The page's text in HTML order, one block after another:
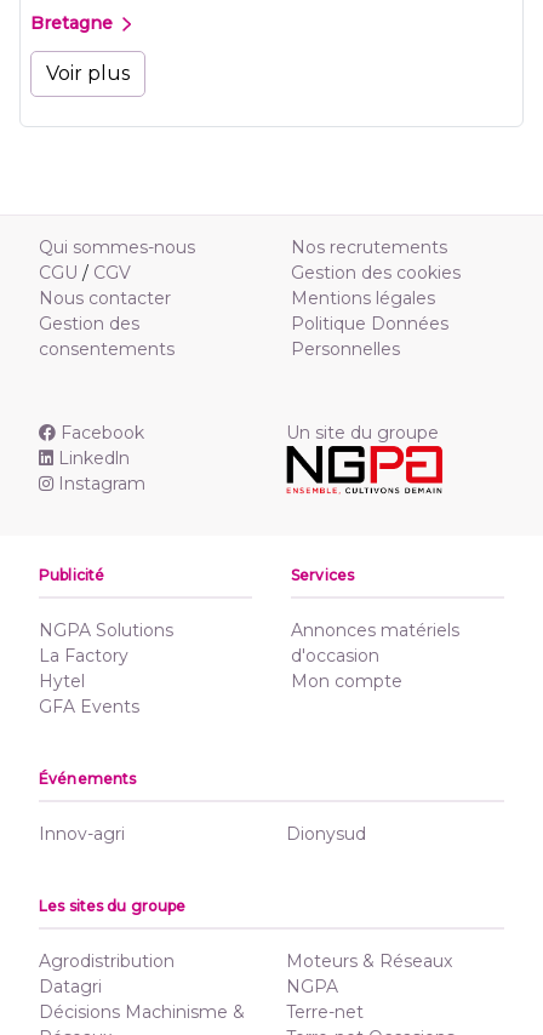
Bretagne
Voir plus
Qui sommes-nous
CGU / CGV
Nous contacter
Gestion des
consentements
Nos recrutements
Gestion des cookies
Mentions légales
Politique Données
Personnelles
Facebook
Linkedln
Instagram
Un site du groupe
Publicité
NGPA Solutions
La Factory
Hytel
GFA Events
Services
Annonces matériels
d'occasion
Mon compte
Événements
Innov-agri Dionysud
Les sites du groupe
Agrodistribution
Datagri
Décisions Machinisme &
Moteurs & Réseaux
NGPA
Terre-net